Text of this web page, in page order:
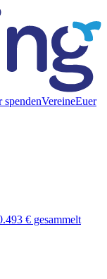
spendenVereineEuer
€ gesammelt